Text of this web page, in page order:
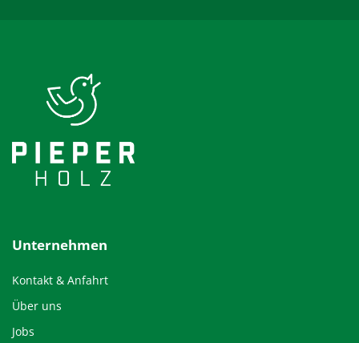
Unternehmen
Kontakt & Anfahrt
Über uns
Jobs